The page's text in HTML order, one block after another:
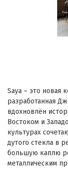
Saya – это новая
разработанная
вдохновлён
Востоком и
культурах
дутого стекла в
большую каплю
металлическим